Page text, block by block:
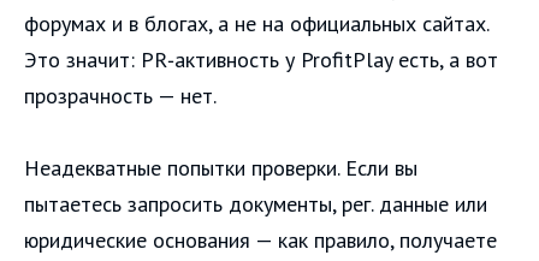
форумах и в блогах, а не на официальных сайтах.
Это значит: PR‑активность у ProfitPlay есть, а вот
прозрачность — нет.
Неадекватные попытки проверки. Если вы
пытаетесь запросить документы, рег. данные или
юридические основания — как правило, получаете